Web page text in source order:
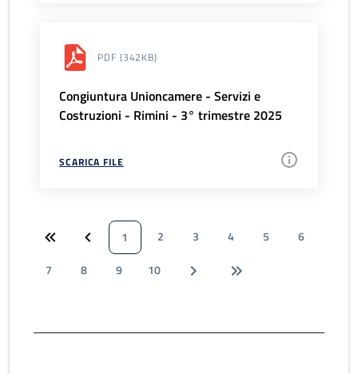
PDF (342KB)
Congiuntura Unioncamere - Servizi e
Costruzioni - Rimini - 3° trimestre 2025
SCARICA FILE
1 2 3 4 5
6
7
8 9 10